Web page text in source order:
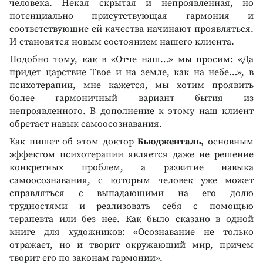
человека. Некая скрытая и непроявленная, но
потенциально присутствующая гармония и
соответствующие ей качества начинают проявляться.
И становятся новым состоянием нашего клиента.
Подобно тому, как в «Отче наш…» мы просим: «Да
придет царствие Твое и на земле, как на небе…», в
психотерапии, мне кажется, мы хотим проявить
более гармоничный вариант бытия из
непроявленного. В дополнение к этому наш клиент
обретает навык самоосознавания.
Как пишет об этом докторБьюдженталь, основным
эффектом психотерапии является даже не решение
конкретных проблем, а развитие навыка
самоосознавания, с которым человек уже может
справляться с выпадающими на его долю
трудностями и реализовать себя с помощью
терапевта или без нее. Как было сказано в одной
книге для художников: «Осознавание не только
отражает, но и творит окружающий мир, причем
творит его по законам гармонии».